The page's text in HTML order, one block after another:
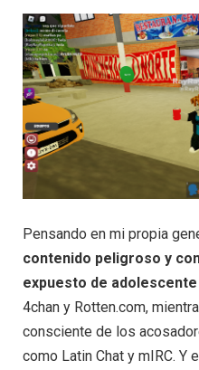
Pensando en mi propia
contenido peligroso y
expuesto de adolescente
4chan y Rotten.com,
consciente de los
como Latin Chat y mIRC. Y